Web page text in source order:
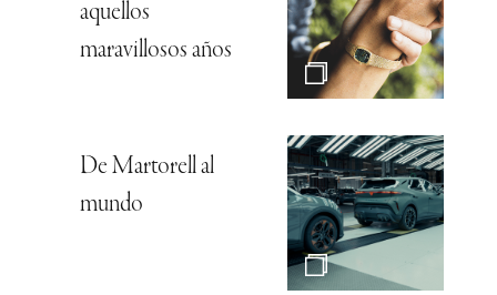
aquellos
maravillosos años
De Martorell al
mundo